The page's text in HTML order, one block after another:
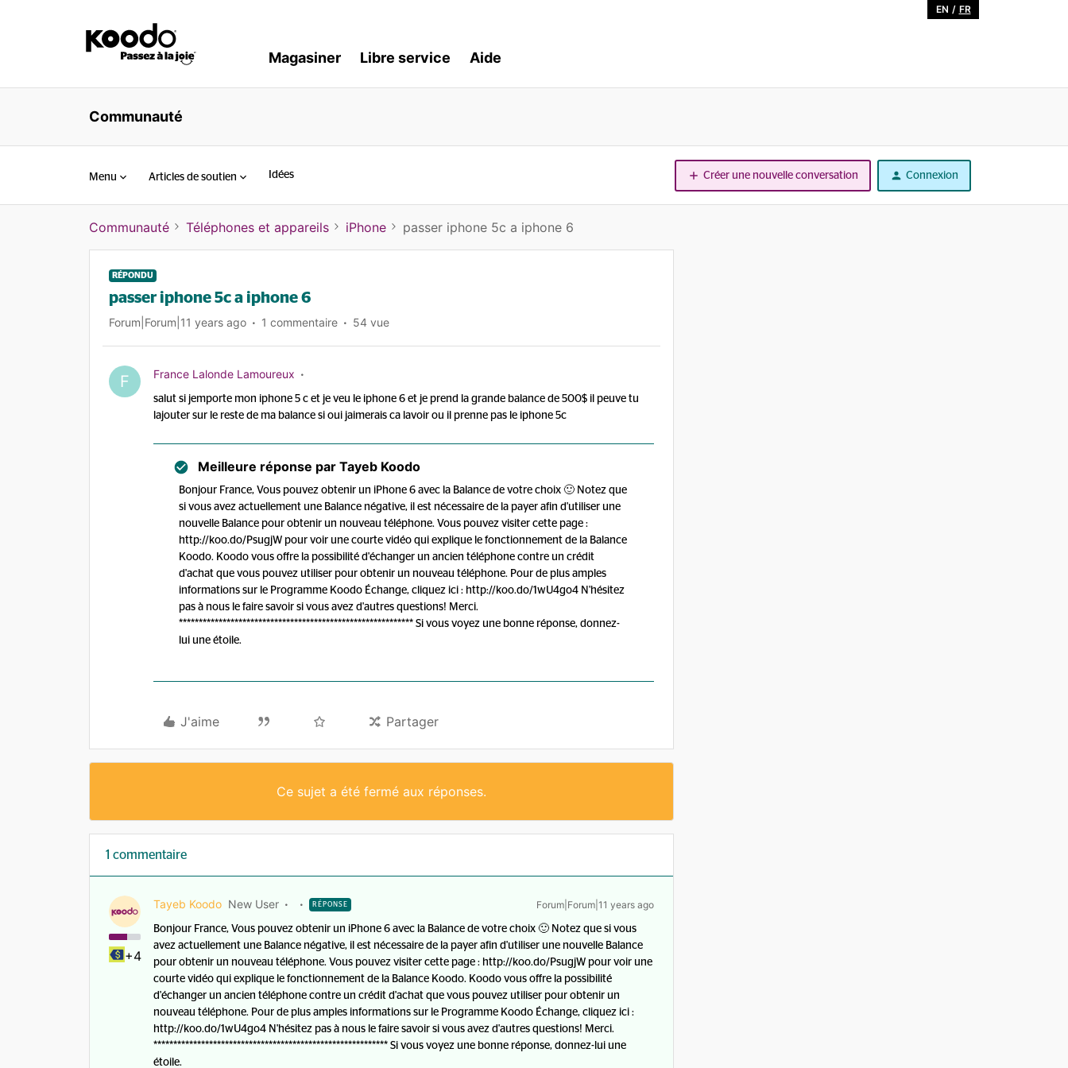
EN / FR
Magasiner Libre service Aide
Communauté
Menu Articles de soutien Idées Créer une nouvelle conversation Connexion
Communauté Téléphones et appareils iPhone passer iphone 5c a iphone 6
RÉPONDU
passer iphone 5c a iphone 6
Forum|Forum|11 years ago 1 commentaire 54 vue
F France Lalonde Lamoureux
salut si jemporte mon iphone 5 c et je veu le iphone 6 et je prend la grande balance de 500$ il peuve tu
lajouter sur le reste de ma balance si oui jaimerais ca lavoir ou il prenne pas le iphone 5c
Meilleure réponse par Tayeb Koodo
Bonjour France, Vous pouvez obtenir un iPhone 6 avec la Balance de votre choix 🙂 Notez que
si vous avez actuellement une Balance négative, il est nécessaire de la payer afin d'utiliser une
nouvelle Balance pour obtenir un nouveau téléphone. Vous pouvez visiter cette page :
http://koo.do/PsugjW pour voir une courte vidéo qui explique le fonctionnement de la Balance
Koodo. Koodo vous offre la possibilité d'échanger un ancien téléphone contre un crédit
d'achat que vous pouvez utiliser pour obtenir un nouveau téléphone. Pour de plus amples
informations sur le Programme Koodo Échange, cliquez ici : http://koo.do/1wU4go4 N'hésitez
pas à nous le faire savoir si vous avez d'autres questions! Merci.
*********************************************************** Si vous voyez une bonne réponse, donnez-
lui une étoile.
J'aime Partager
Ce sujet a été fermé aux réponses.
1 commentaire
+4
Tayeb Koodo New User RÉPONSE Forum|Forum|11 years ago
Bonjour France, Vous pouvez obtenir un iPhone 6 avec la Balance de votre choix 🙂 Notez que si vous
avez actuellement une Balance négative, il est nécessaire de la payer afin d'utiliser une nouvelle Balance
pour obtenir un nouveau téléphone. Vous pouvez visiter cette page : http://koo.do/PsugjW pour voir une
courte vidéo qui explique le fonctionnement de la Balance Koodo. Koodo vous offre la possibilité
d'échanger un ancien téléphone contre un crédit d'achat que vous pouvez utiliser pour obtenir un
nouveau téléphone. Pour de plus amples informations sur le Programme Koodo Échange, cliquez ici :
http://koo.do/1wU4go4 N'hésitez pas à nous le faire savoir si vous avez d'autres questions! Merci.
*********************************************************** Si vous voyez une bonne réponse, donnez-lui une
étoile.